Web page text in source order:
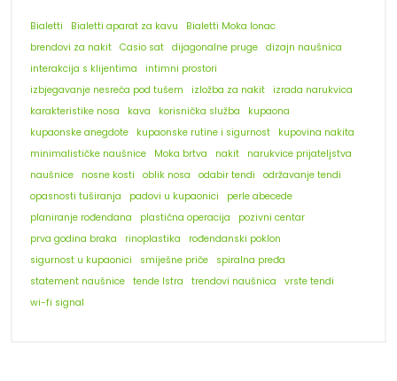
Bialetti Bialetti aparat za kavu
Bialetti Moka lonac
brendovi za nakit Casio sat dijagonalne pruge dizajn naušnica
interakcija s klijentima
intimni prostori
izbjegavanje nesreća pod tušem
izložba za nakit izrada narukvica
karakteristike nosa
kava korisnička služba
kupaona
kupaonske anegdote
kupaonske rutine i sigurnost
kupovina nakita
minimalističke naušnice
Moka brtva nakit
narukvice prijateljstva
naušnice
nosne kosti oblik nosa odabir tendi
održavanje tendi
opasnosti tuširanja
padovi u kupaonici
perle abecede
planiranje rođendana
plastična operacija
pozivni centar
prva godina braka
rinoplastika
rođendanski poklon
sigurnost u kupaonici
smiješne priče
spiralna pređa
statement naušnice tende Istra trendovi naušnica
vrste tendi
wi-fi signal